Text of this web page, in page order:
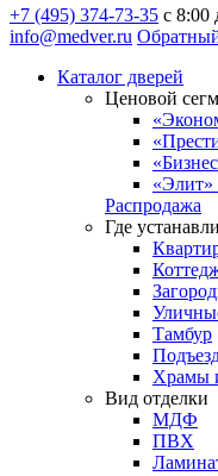
+7 (495) 374-73-35 с 8:00
info@medver.ru
Каталог дверей
Ценовой
«Элит»
Распродажа
Где
Тамбур
Храмы
Вид отделки
МДФ
ПВХ